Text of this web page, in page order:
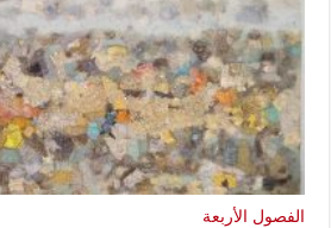
الفصول الأربعة